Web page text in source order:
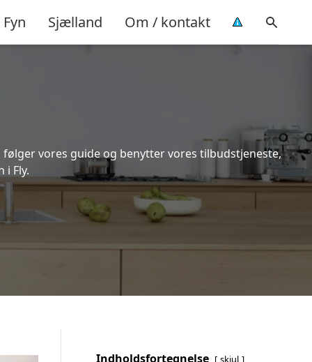
Fyn Sjælland Om / kontakt
vores guide og benytter vores tilbudstjeneste,
i Fly.
Indholdsfortegnelse skjul